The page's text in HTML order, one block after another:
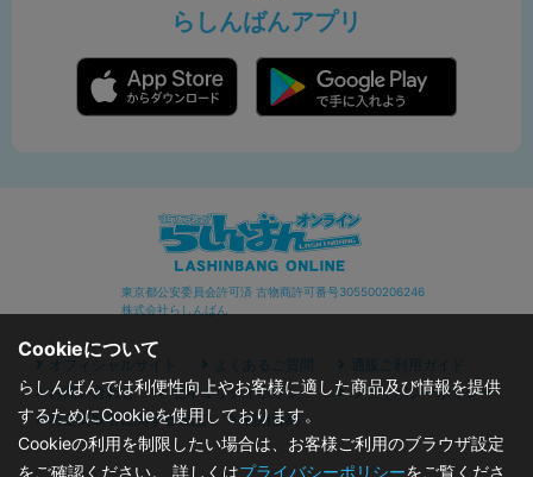
らしんばんアプリ
東京都公安委員会許可済 古物商許可番号305500206246
株式会社らしんばん
オフィシャルサイト よくあるご質問
通販ご利用ガイド
お問い合わせ
セキュリティポリシー
プライバシーポリシー
特定商取引に関する表記
利用規約
Cookieについて
らしんばんでは利便性向上やお客様に適した商品及び情報を提供
するためにCookieを使用しております。
Cookieの利用を制限したい場合は、お客様ご利用のブラウザ設定
をご確認ください。 詳しくはプライバシーポリシーをご覧くださ